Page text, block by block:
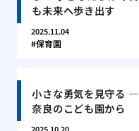
も未来へ歩き出す
2025.11.04
保育園
小さな勇気を見守る ―
奈良のこども園から